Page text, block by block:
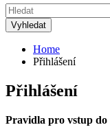
Home
Přihlášení
Přihlášení
Pravidla pro vstup